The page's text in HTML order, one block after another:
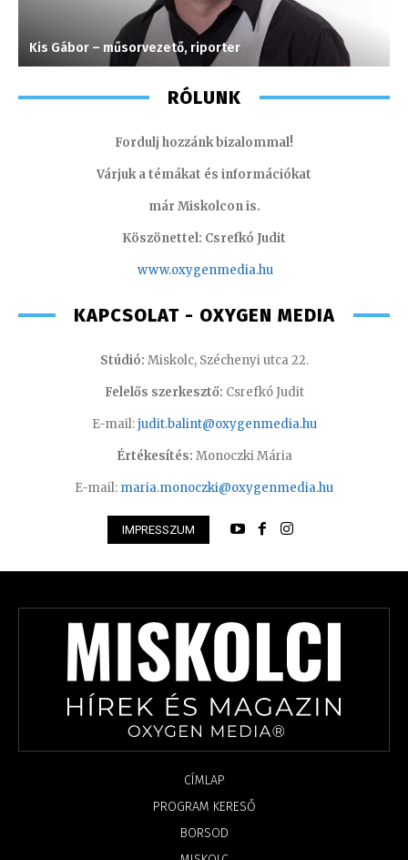
Kis Gábor – műsorvezető, riporter
RÓLUNK
Fordulj hozzánk bizalommal!
Várjuk a témákat és információkat
már Miskolcon is.
Köszönettel: Csrefkó Judit
www.oxygenmedia.hu
KAPCSOLAT - OXYGEN MEDIA
Stúdió: Miskolc, Széchenyi utca 22.
Felelős szerkesztő: Csrefkó Judit
E-mail:judit.balint@oxygenmedia.hu
Értékesítés: Monoczki Mária
E-mail: maria.monoczki@oxygenmedia.hu
IMPRESSZUM
CÍMLAP
PROGRAM KERESŐ
BORSOD